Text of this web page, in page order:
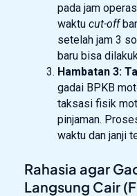
pada jam
waktu cut-off
setelah jam 3
baru bisa
Hambatan 3:
gadai BPKB
taksasi fisik
pinjaman.
waktu dan janji
Rahasia agar
Langsung Cair